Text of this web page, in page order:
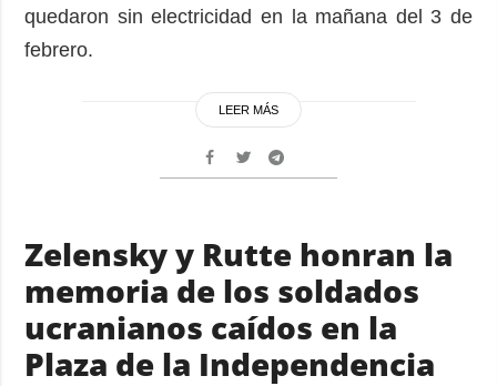
quedaron sin electricidad en la mañana del 3 de
febrero.
LEER MÁS
Zelensky y Rutte honran la
memoria de los soldados
ucranianos caídos en la
Plaza de la Independencia